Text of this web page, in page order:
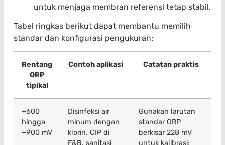
untuk menjaga membran referensi tetap stabil.
Tabel ringkas berikut dapat membantu memilih
standar dan konfigurasi pengukuran:
Rentang
ORP
tipikal
Contoh aplikasi Catatan praktis
+600
hingga
+900 mV
Disinfeksi air
minum dengan
klorin, CIP di
Gunakan larutan
standar ORP
berkisar 228 mV